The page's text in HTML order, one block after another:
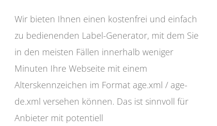
Wir bieten Ihnen einen kostenfrei und einfach
zu bedienenden Label-Generator, mit dem Sie
in den meisten Fällen innerhalb weniger
Minuten Ihre Webseite mit einem
Alterskennzeichen im Format age.xml / age-
de.xml versehen können. Das ist sinnvoll für
Anbieter mit potentiell